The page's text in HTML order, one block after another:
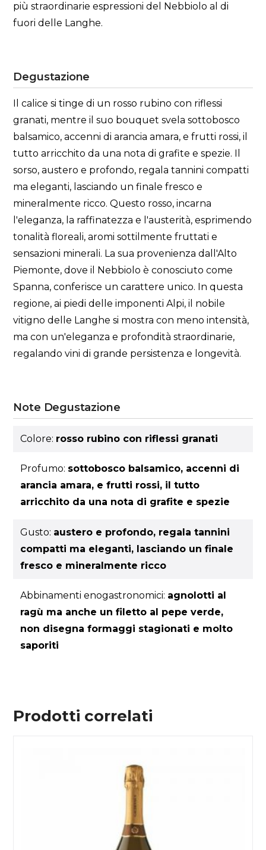
più straordinarie espressioni del Nebbiolo al di
fuori delle Langhe.
Degustazione
Il calice si tinge di un rosso rubino con riflessi
granati, mentre il suo bouquet svela sottobosco
balsamico, accenni di arancia amara, e frutti rossi, il
tutto arricchito da una nota di grafite e spezie. Il
sorso, austero e profondo, regala tannini compatti
ma eleganti, lasciando un finale fresco e
mineralmente ricco. Questo rosso, incarna
l'eleganza, la raffinatezza e l'austerità, esprimendo
tonalità floreali, aromi sottilmente fruttati e
sensazioni minerali. La sua provenienza dall'Alto
Piemonte, dove il Nebbiolo è conosciuto come
Spanna, conferisce un carattere unico. In questa
regione, ai piedi delle imponenti Alpi, il nobile
vitigno delle Langhe si mostra con meno intensità,
ma con un'eleganza e profondità straordinarie,
regalando vini di grande persistenza e longevità.
Note Degustazione
Colore: rosso rubino con riflessi granati
Profumo: sottobosco balsamico, accenni di
arancia amara, e frutti rossi, il tutto
arricchito da una nota di grafite e spezie
Gusto: austero e profondo, regala tannini
compatti ma eleganti, lasciando un finale
fresco e mineralmente ricco
Abbinamenti enogastronomici: agnolotti al
ragù ma anche un filetto al pepe verde,
non disegna formaggi stagionati e molto
saporiti
Prodotti correlati